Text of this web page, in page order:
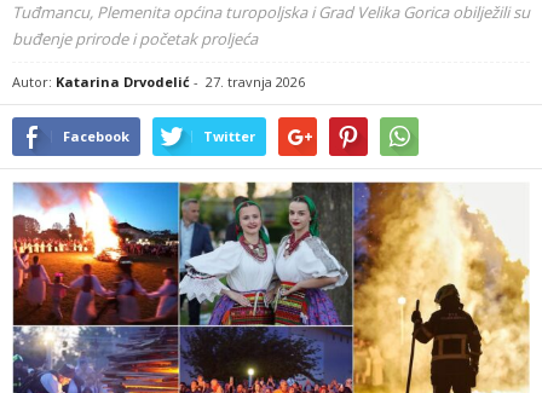
Tuđmancu, Plemenita općina turopoljska i Grad Velika Gorica obilježili su
buđenje prirode i početak proljeća
Autor: Katarina Drvodelić - 27. travnja 2026
Facebook Twitter